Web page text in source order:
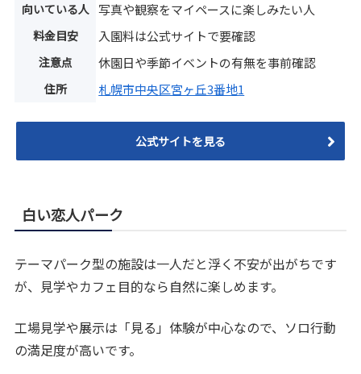
向いている人 写真や観察をマイペースに楽しみたい人
料金目安 入園料は公式サイトで要確認
注意点 休園日や季節イベントの有無を事前確認
住所 札幌市中央区宮ヶ丘3番地1
公式サイトを見る
白い恋人パーク
テーマパーク型の施設は一人だと浮く不安が出がちです
が、見学やカフェ目的なら自然に楽しめます。
工場見学や展示は「見る」体験が中心なので、ソロ行動
の満足度が高いです。